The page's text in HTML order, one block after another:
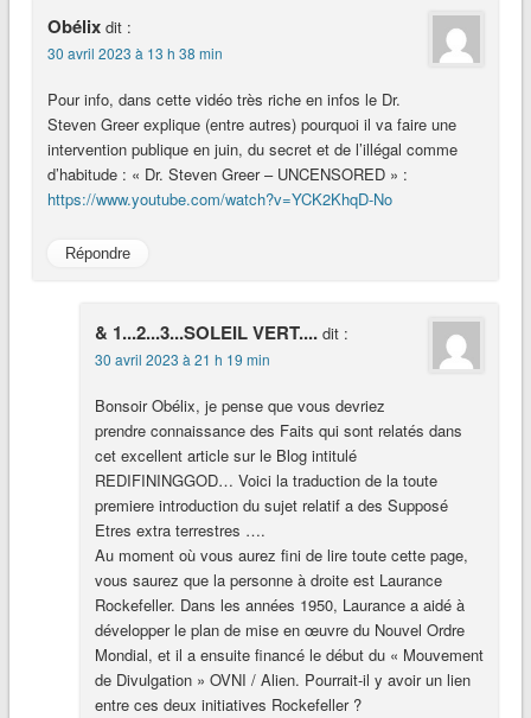
Obélix dit :
30 avril 2023 à 13 h 38 min
Pour info, dans cette vidéo très riche en infos le Dr.
Steven Greer explique (entre autres) pourquoi il va faire une
intervention publique en juin, du secret et de l’illégal comme
d’habitude : « Dr. Steven Greer – UNCENSORED » :
https://www.youtube.com/watch?v=YCK2KhqD-No
Répondre
& 1...2...3...SOLEIL VERT.... dit :
30 avril 2023 à 21 h 19 min
Bonsoir Obélix, je pense que vous devriez
prendre connaissance des Faits qui sont relatés dans
cet excellent article sur le Blog intitulé
REDIFININGGOD… Voici la traduction de la toute
premiere introduction du sujet relatif a des Supposé
Etres extra terrestres ….
Au moment où vous aurez fini de lire toute cette page,
vous saurez que la personne à droite est Laurance
Rockefeller. Dans les années 1950, Laurance a aidé à
développer le plan de mise en œuvre du Nouvel Ordre
Mondial, et il a ensuite financé le début du « Mouvement
de Divulgation » OVNI / Alien. Pourrait-il y avoir un lien
entre ces deux initiatives Rockefeller ?